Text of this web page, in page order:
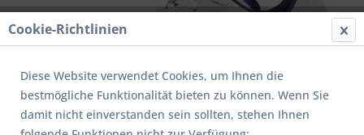
Cookie-Richtlinien
Diese Website verwendet Cookies, um Ihnen die
bestmögliche Funktionalität bieten zu können. Wenn Sie
damit nicht einverstanden sein sollten, stehen Ihnen